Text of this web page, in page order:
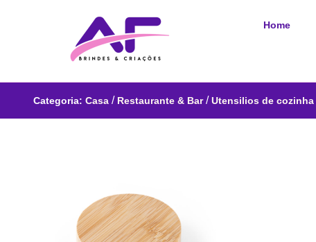
Home
Categoria: Casa / Restaurante & Bar/Utensilios de cozinha